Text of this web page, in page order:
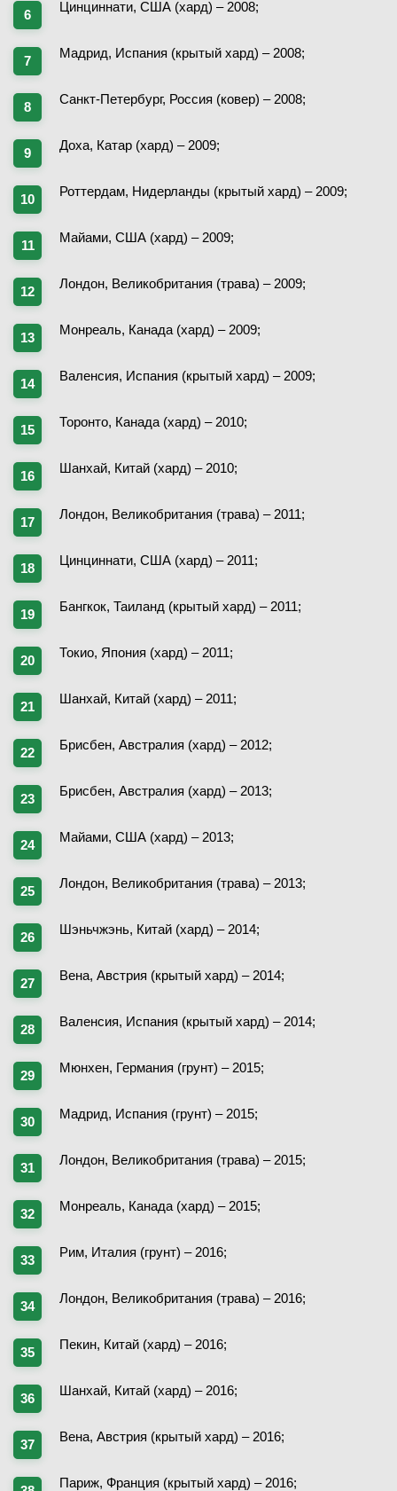
Цинциннати, США (хард) – 2008;
Мадрид, Испания (крытый хард) – 2008;
Санкт-Петербург, Россия (ковер) – 2008;
Доха, Катар (хард) – 2009;
Роттердам, Нидерланды (крытый хард) – 2009;
Майами, США (хард) – 2009;
Лондон, Великобритания (трава) – 2009;
Монреаль, Канада (хард) – 2009;
Валенсия, Испания (крытый хард) – 2009;
Торонто, Канада (хард) – 2010;
Шанхай, Китай (хард) – 2010;
Лондон, Великобритания (трава) – 2011;
Цинциннати, США (хард) – 2011;
Бангкок, Таиланд (крытый хард) – 2011;
Токио, Япония (хард) – 2011;
Шанхай, Китай (хард) – 2011;
Брисбен, Австралия (хард) – 2012;
Брисбен, Австралия (хард) – 2013;
Майами, США (хард) – 2013;
Лондон, Великобритания (трава) – 2013;
Шэньчжэнь, Китай (хард) – 2014;
Вена, Австрия (крытый хард) – 2014;
Валенсия, Испания (крытый хард) – 2014;
Мюнхен, Германия (грунт) – 2015;
Мадрид, Испания (грунт) – 2015;
Лондон, Великобритания (трава) – 2015;
Монреаль, Канада (хард) – 2015;
Рим, Италия (грунт) – 2016;
Лондон, Великобритания (трава) – 2016;
Пекин, Китай (хард) – 2016;
Шанхай, Китай (хард) – 2016;
Вена, Австрия (крытый хард) – 2016;
Париж, Франция (крытый хард) – 2016;